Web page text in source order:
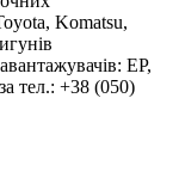
Komatsu,
EP,
тел.: +38 (050)